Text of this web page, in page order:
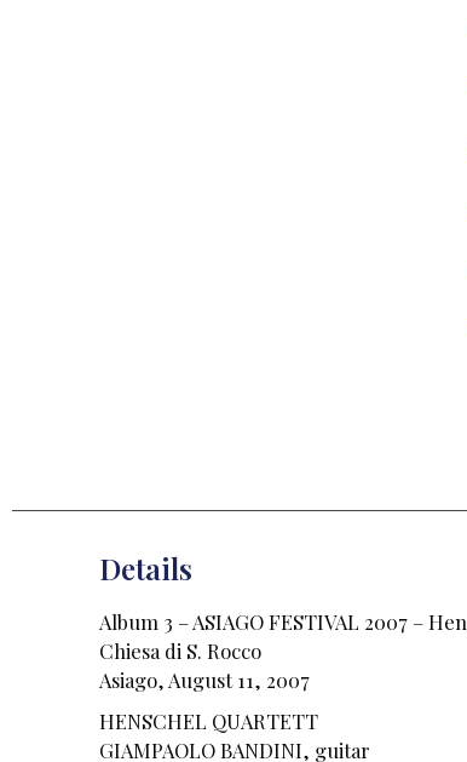
Details
Album 3 – ASIAGO FESTIVAL 2007 –
Chiesa di S. Rocco
Asiago, August 11, 2007
HENSCHEL QUARTETT
GIAMPAOLO BANDINI, guitar